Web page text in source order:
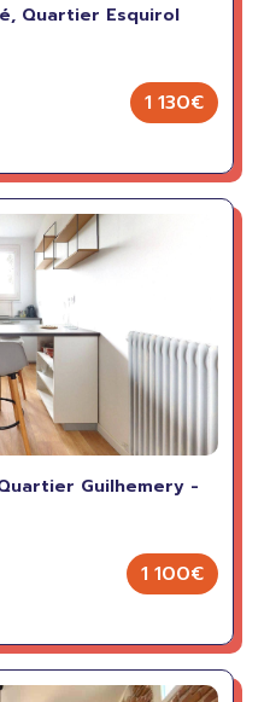
Quartier Esquirol
1 130€
Guilhemery -
1 100€